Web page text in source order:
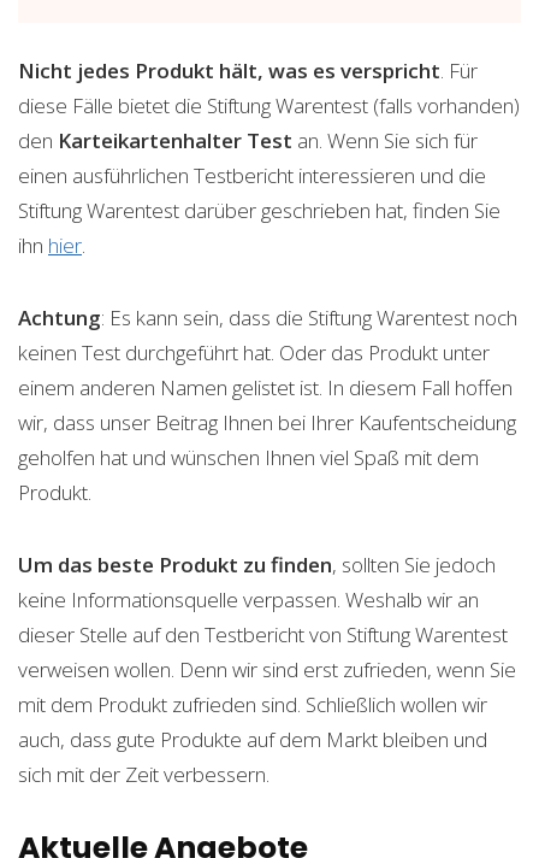
Nicht jedes Produkt hält, was es verspricht. Für
diese Fälle bietet die Stiftung Warentest (falls vorhanden)
den Karteikartenhalter Test an. Wenn Sie sich für
einen ausführlichen Testbericht interessieren und die
Stiftung Warentest darüber geschrieben hat, finden Sie
ihn hier.
Achtung: Es kann sein, dass die Stiftung Warentest noch
keinen Test durchgeführt hat. Oder das Produkt unter
einem anderen Namen gelistet ist. In diesem Fall hoffen
wir, dass unser Beitrag Ihnen bei Ihrer Kaufentscheidung
geholfen hat und wünschen Ihnen viel Spaß mit dem
Produkt.
Um das beste Produkt zu finden, sollten Sie jedoch
keine Informationsquelle verpassen. Weshalb wir an
dieser Stelle auf den Testbericht von Stiftung Warentest
verweisen wollen. Denn wir sind erst zufrieden, wenn Sie
mit dem Produkt zufrieden sind. Schließlich wollen wir
auch, dass gute Produkte auf dem Markt bleiben und
sich mit der Zeit verbessern.
Aktuelle Angebote